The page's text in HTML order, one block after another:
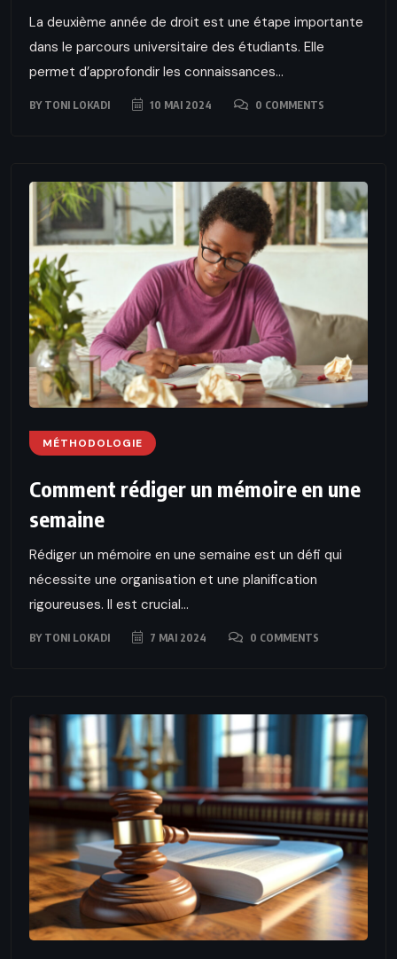
La deuxième année de droit est une étape importante
dans le parcours universitaire des étudiants. Elle
permet d’approfondir les connaissances...
BY TONI LOKADI 10 MAI 2024 0 COMMENTS
MÉTHODOLOGIE
Comment rédiger un mémoire en une
semaine
Rédiger un mémoire en une semaine est un défi qui
nécessite une organisation et une planification
rigoureuses. Il est crucial...
BY TONI LOKADI 7 MAI 2024 0 COMMENTS